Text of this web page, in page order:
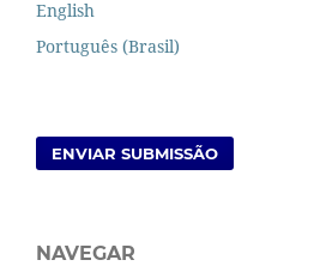
English
Português (Brasil)
ENVIAR SUBMISSÃO
NAVEGAR